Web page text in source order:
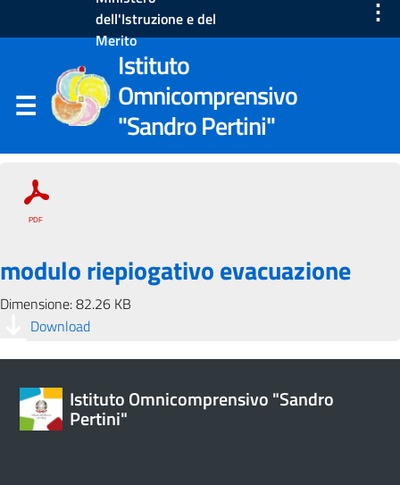
dell'Istruzione e del
Merito
⋮
Istituto
Omnicomprensivo
"Sandro Pertini"
modulo riepiogativo evacuazione
Dimensione: 82.26 KB
Download
Istituto Omnicomprensivo "Sandro
Pertini"